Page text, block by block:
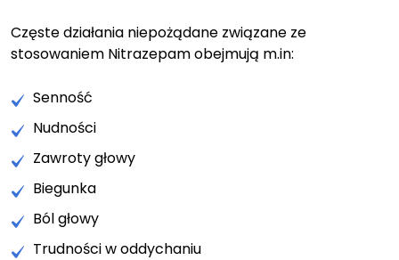
Częste działania niepożądane związane ze
stosowaniem Nitrazepam obejmują m.in:
Senność
Nudności
Zawroty głowy
Biegunka
Ból głowy
Trudności w oddychaniu